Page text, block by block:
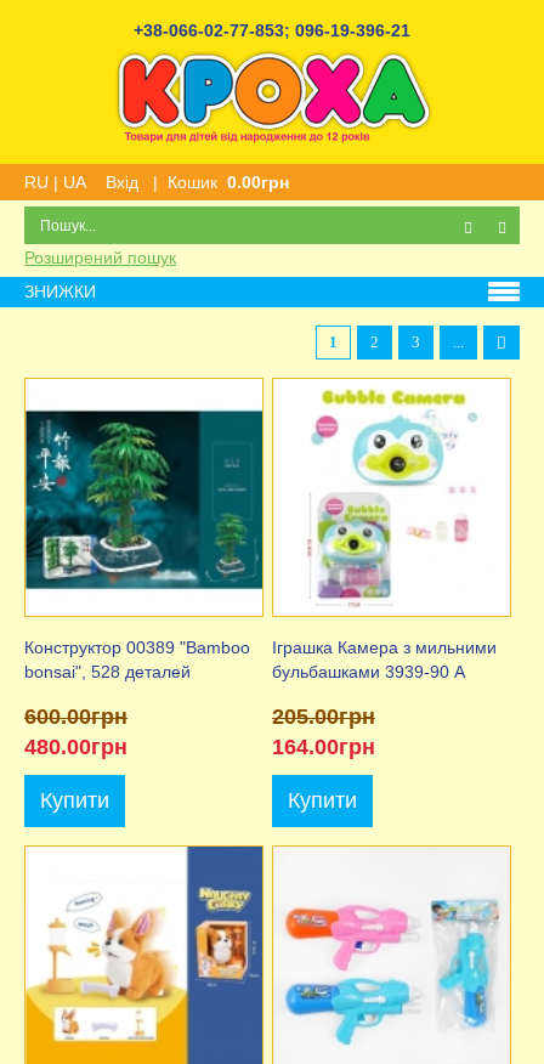
+38-066-02-77-853; 096-19-396-21
RU | UA Вхід | Кошик 0.00грн
Розширений пошук
ЗНИЖКИ
1 2 3 ...
Конструктор 00389 "Bamboo
bonsai", 528 деталей
600.00грн
480.00грн
Купити
Іграшка Камера з мильними
бульбашками 3939-90 A
205.00грн
164.00грн
Купити